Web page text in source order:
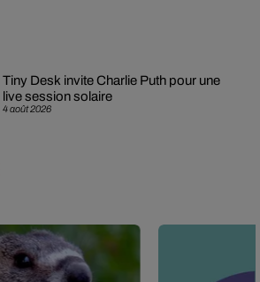
4 août 2026
Tiny Desk invite Charlie Puth pour une
live session solaire